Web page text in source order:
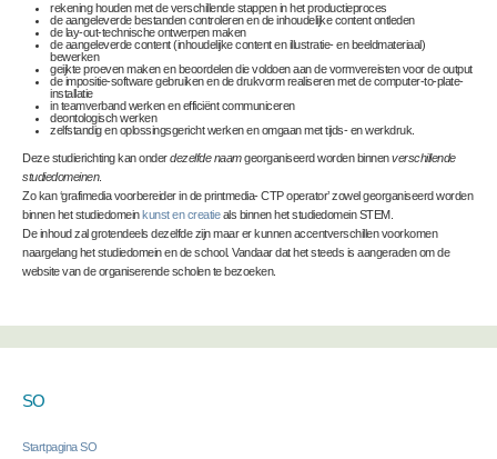
rekening houden met de verschillende stappen in het productieproces
de aangeleverde bestanden controleren en de inhoudelijke content ontleden
de lay-out-technische ontwerpen maken
de aangeleverde content (inhoudelijke content en illustratie- en beeldmateriaal)
bewerken
geijkte proeven maken en beoordelen die voldoen aan de vormvereisten voor de output
de impositie-software gebruiken en de drukvorm realiseren met de computer-to-plate-
installatie
in teamverband werken en efficiënt communiceren
deontologisch werken
zelfstandig en oplossingsgericht werken en omgaan met tijds- en werkdruk.
Deze studierichting kan onderdezelfde naamgeorganiseerd worden binnenverschillende
studiedomeinen.
Zo kan ‘grafimedia voorbereider in de printmedia- CTP operator’ zowel georganiseerd worden
binnen het studiedomeinkunst en creatieals binnen het studiedomein STEM.
De inhoud zal grotendeels dezelfde zijn maar er kunnen accentverschillen voorkomen
naargelang het studiedomein en de school. Vandaar dat het steeds is aangeraden om de
website van de organiserende scholen te bezoeken.
SO
Startpagina SO